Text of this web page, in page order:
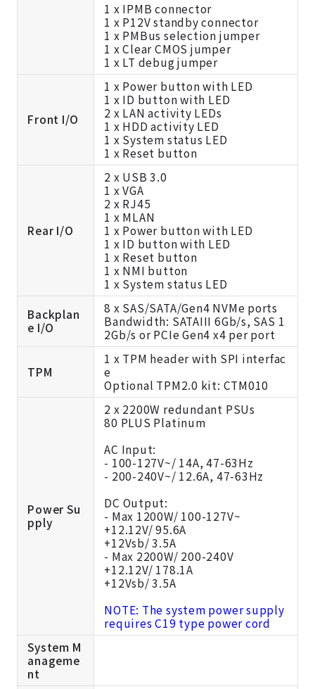
1 x IPMB connector
1 x P12V standby connector
1 x PMBus selection jumper
1 x Clear CMOS jumper
1 x LT debug jumper
Front I/O
1 x Power button with LED
1 x ID button with LED
2 x LAN activity LEDs
1 x HDD activity LED
1 x System status LED
1 x Reset button
Rear I/O
2 x USB 3.0
1 x VGA
2 x RJ45
1 x MLAN
1 x Power button with LED
1 x ID button with LED
1 x Reset button
1 x NMI button
1 x System status LED
Backplan
e I/O
8 x SAS/SATA/Gen4 NVMe ports
Bandwidth: SATAIII 6Gb/s, SAS 1
2Gb/s or PCIe Gen4 x4 per port
TPM
1 x TPM header with SPI interfac
e
Optional TPM2.0 kit: CTM010
Power Su
pply
2 x 2200W redundant PSUs
80 PLUS Platinum
AC Input:
- 100-127V~/ 14A, 47-63Hz
- 200-240V~/ 12.6A, 47-63Hz
DC Output:
- Max 1200W/ 100-127V~
+12.12V/ 95.6A
+12Vsb/ 3.5A
- Max 2200W/ 200-240V
+12.12V/ 178.1A
+12Vsb/ 3.5A
NOTE: The system power supply
requires C19 type power cord
System M
anageme
nt